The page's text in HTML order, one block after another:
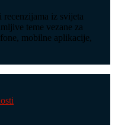
iz svijeta
teme vezane za
mobilne aplikacije,